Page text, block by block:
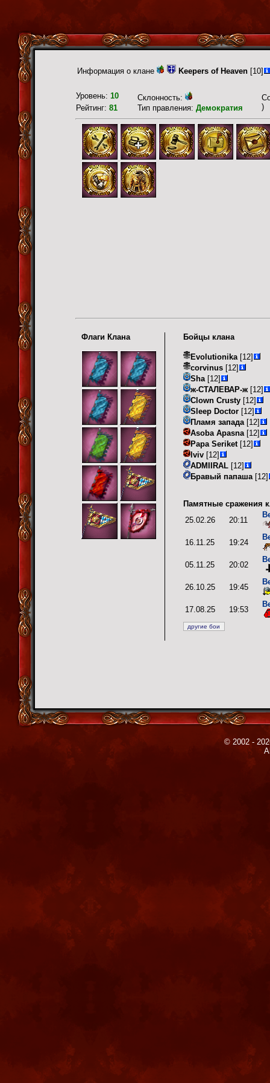
Информация о клане Keepers of Heaven [10]
Уровень: 10 Склонность:
)
Рейтинг: 81 Тип правления: Демократия
Флаги Клана Бойцы клана
Evolutionika [12]
corvinus [12]
Sha [12]
ж-СТАЛЕВАР-ж [12]
Clown Crusty [12]
Sleep Doctor [12]
Пламя запада [12]
Asoba Apasna [12]
Papa Seriket [12]
lviv [12]
ADMIIRAL [12]
Бравый папаша [12]
Памятные сражения
25.02.26
20:11
16.11.25 19:24
05.11.25 20:02
26.10.25 19:45
17.08.25 19:53
© 2002 -